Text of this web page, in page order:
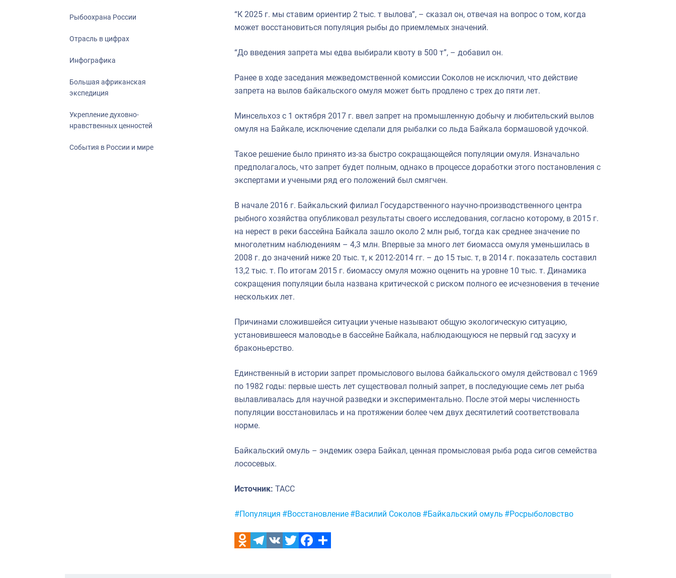
Рыбоохрана России
Отрасль в цифрах
Инфографика
Большая африканская
экспедиция
Укрепление духовно-
нравственных ценностей
События в России и мире
“К 2025 г. мы ставим ориентир 2 тыс. т вылова”, – сказал он, отвечая на вопрос о том, когда
может восстановиться популяция рыбы до приемлемых значений.
“До введения запрета мы едва выбирали квоту в 500 т”, – добавил он.
Ранее в ходе заседания межведомственной комиссии Соколов не исключил, что действие
запрета на вылов байкальского омуля может быть продлено с трех до пяти лет.
Минсельхоз с 1 октября 2017 г. ввел запрет на промышленную добычу и любительский вылов
омуля на Байкале, исключение сделали для рыбалки со льда Байкала бормашовой удочкой.
Такое решение было принято из-за быстро сокращающейся популяции омуля. Изначально
предполагалось, что запрет будет полным, однако в процессе доработки этого постановления с
экспертами и учеными ряд его положений был смягчен.
В начале 2016 г. Байкальский филиал Государственного научно-производственного центра
рыбного хозяйства опубликовал результаты своего исследования, согласно которому, в 2015 г.
на нерест в реки бассейна Байкала зашло около 2 млн рыб, тогда как среднее значение по
многолетним наблюдениям – 4,3 млн. Впервые за много лет биомасса омуля уменьшилась в
2008 г. до значений ниже 20 тыс. т, к 2012-2014 гг. – до 15 тыс. т, в 2014 г. показатель составил
13,2 тыс. т. По итогам 2015 г. биомассу омуля можно оценить на уровне 10 тыс. т. Динамика
сокращения популяции была названа критической с риском полного ее исчезновения в течение
нескольких лет.
Причинами сложившейся ситуации ученые называют общую экологическую ситуацию,
установившееся маловодье в бассейне Байкала, наблюдающуюся не первый год засуху и
браконьерство.
Единственный в истории запрет промыслового вылова байкальского омуля действовал с 1969
по 1982 годы: первые шесть лет существовал полный запрет, в последующие семь лет рыба
вылавливалась для научной разведки и экспериментально. После этой меры численность
популяции восстановилась и на протяжении более чем двух десятилетий соответствовала
норме.
Байкальский омуль – эндемик озера Байкал, ценная промысловая рыба рода сигов семейства
лососевых.
Источник: ТАСС
Метки:
#Популяция #Восстановление #Василий Соколов #Байкальский омуль #Росрыболовство